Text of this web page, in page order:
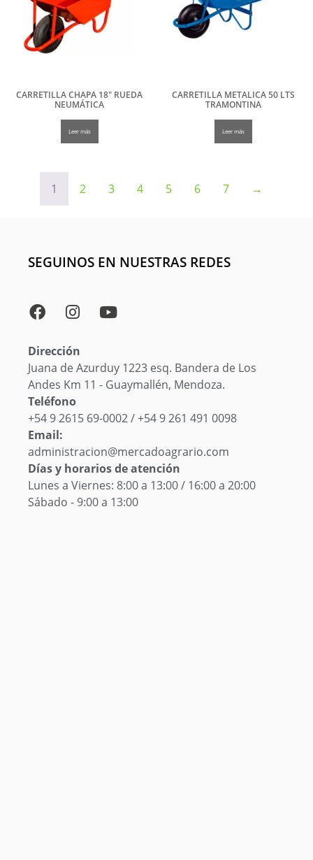
CARRETILLA CHAPA 18″ RUEDA
NEUMÁTICA
Leer más
CARRETILLA METALICA 50 LTS
TRAMONTINA
Leer más
1 2 3 4 5 6 7 →
SEGUINOS EN NUESTRAS REDES
Dirección
Juana de Azurduy 1223 esq. Bandera de Los
Andes Km 11 - Guaymallén, Mendoza.
Teléfono
+54 9 2615 69-0002 / +54 9 261 491 0098
Email:
administracion@mercadoagrario.com
Días y horarios de atención
Lunes a Viernes: 8:00 a 13:00 / 16:00 a 20:00
Sábado - 9:00 a 13:00